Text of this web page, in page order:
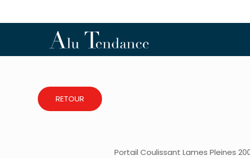
RETOUR
Portail Coulissant Lames Pleines